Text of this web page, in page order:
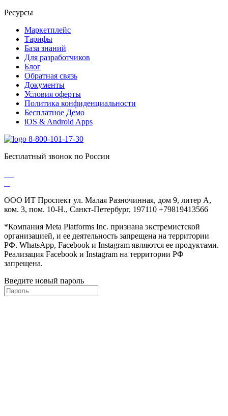
Ресурсы
Маркетплейс
Тарифы
База знаний
Для разработчиков
Блог
Обратная связь
Документы
Условия оферты
Политика конфиденциальности
Бесплатное Демо
iOS & Android Apps
8-800-101-17-30
Бесплатный звонок по России
ООО ИТ Проспект ул. Малая Разночинная, дом 9, литер А,
ком. 3, пом. 10-Н., Санкт-Петербург, 197110 +79819413566
*Компания Meta Platforms Inc. признана экстремистской
организацией, и ее деятельность запрещена на территории
РФ. WhatsApp, Facebook и Instagram являются ее продуктами.
Реализация Facebook и Instagram на территории РФ
запрещена.
Введите новый пароль